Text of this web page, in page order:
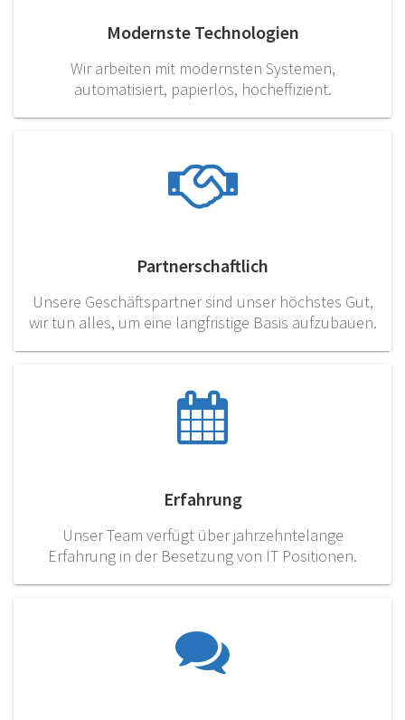
Modernste Technologien
Wir arbeiten mit modernsten Systemen,
automatisiert, papierlos, hocheffizient.
Partnerschaftlich
Unsere Geschäftspartner sind unser höchstes Gut,
wir tun alles, um eine langfristige Basis aufzubauen.
Erfahrung
Unser Team verfügt über jahrzehntelange
Erfahrung in der Besetzung von IT Positionen.